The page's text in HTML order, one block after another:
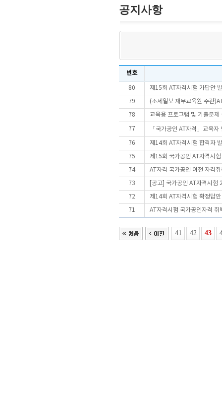
공지사항
번호
80 제15회 AT자격시험 가답안
79 (조세일보 재무교육원 주관
78 교육용 프로그램 및 기출문제
77 「국가공인 AT자격」교육자
76 제14회 AT자격시험 합격자
75 제15회 국가공인 AT자격시
74 AT자격 국가공인 이전 자격
73 [공고] 국가공인 AT자격시
72 제14회 AT자격시험 확정답
71 AT자격시험 국가공인자격 취
41 42 43